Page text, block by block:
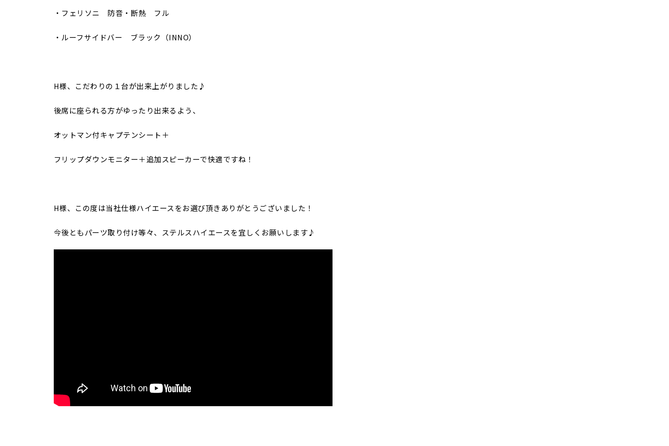
・フェリソニ 防音・断熱 フル
・ルーフサイドバー ブラック（INNO）
H様、こだわりの１台が出来上がりました♪
後席に座られる方がゆったり出来るよう、
オットマン付キャプテンシート＋
フリップダウンモニター＋追加スピーカーで快適ですね！
H様、この度は当社仕様ハイエースをお選び頂きありがとうございました！
今後ともパーツ取り付け等々、ステルスハイエースを宜しくお願いします♪